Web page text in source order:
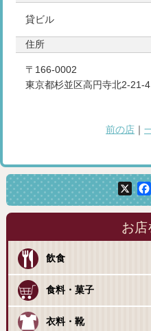
貸ビル
住所
〒166-0002
東京都杉並区高円寺北2-21-
前の店 ｜
X
お店
飲食
食料・菓子
衣料・靴